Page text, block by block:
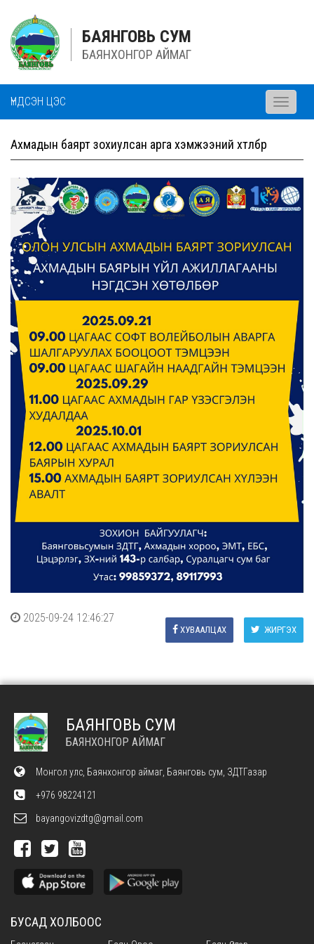
БАЯНГОВЬ СУМ
БАЯНХОНГОР АЙМАГ
ҮНДСЭН ЦЭС
Toggle
Ахмадын баярт зохиулсан арга хэмжээний хөтөлбөр
2025-09-24 12:46:27
ЖИРГЭХ
ХУВААЛЦАХ
БАЯНГОВЬ СУМ
БАЯНХОНГОР АЙМАГ
Монгол улс, Баянхонгор аймаг, Баянговь сум, ЗДТГазар
+976 98224121
bayangovizdtg@gmail.com
БУСАД ХОЛБООС